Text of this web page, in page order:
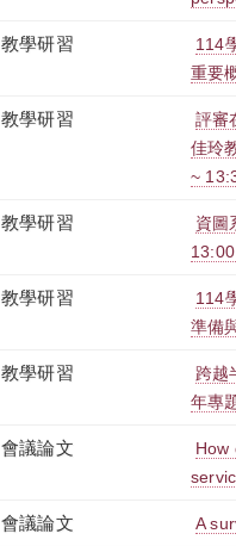
教學研習
114
重要
教學研習
評審
佳玲
~
教學研習
資圖
教學研習
114
準備
教學研習
跨越
年專
會議論文
How
會議論文 A